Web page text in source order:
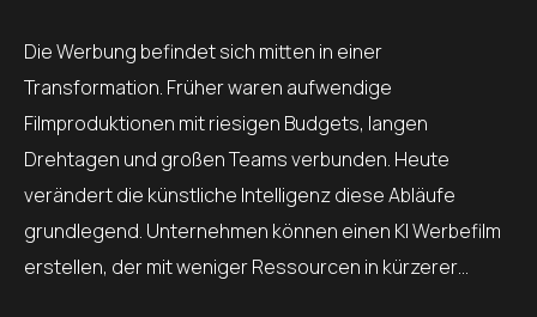
Die Werbung befindet sich mitten in einer
Transformation. Früher waren aufwendige
Filmproduktionen mit riesigen Budgets, langen
Drehtagen und großen Teams verbunden. Heute
verändert die künstliche Intelligenz diese Abläufe
grundlegend. Unternehmen können einen KI Werbefilm
erstellen, der mit weniger Ressourcen in kürzerer…